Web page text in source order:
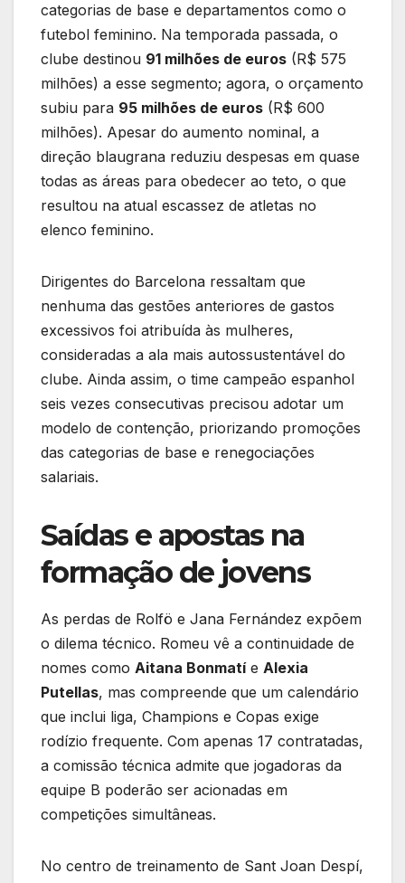
categorias de base e departamentos como o
futebol feminino. Na temporada passada, o
clube destinou 91 milhões de euros (R$ 575
milhões) a esse segmento; agora, o orçamento
subiu para 95 milhões de euros (R$ 600
milhões). Apesar do aumento nominal, a
direção blaugrana reduziu despesas em quase
todas as áreas para obedecer ao teto, o que
resultou na atual escassez de atletas no
elenco feminino.
Dirigentes do Barcelona ressaltam que
nenhuma das gestões anteriores de gastos
excessivos foi atribuída às mulheres,
consideradas a ala mais autossustentável do
clube. Ainda assim, o time campeão espanhol
seis vezes consecutivas precisou adotar um
modelo de contenção, priorizando promoções
das categorias de base e renegociações
salariais.
Saídas e apostas na
formação de jovens
As perdas de Rolfö e Jana Fernández expõem
o dilema técnico. Romeu vê a continuidade de
nomes como Aitana Bonmatíe Alexia
Putellas, mas compreende que um calendário
que inclui liga, Champions e Copas exige
rodízio frequente. Com apenas 17 contratadas,
a comissão técnica admite que jogadoras da
equipe B poderão ser acionadas em
competições simultâneas.
No centro de treinamento de Sant Joan Despí,